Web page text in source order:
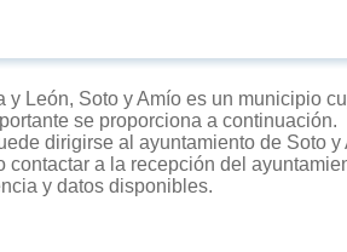
León, Soto y Amío es un municipio
se proporciona a continuación.
dirigirse al ayuntamiento de Soto y
a la recepción del
y datos disponibles.